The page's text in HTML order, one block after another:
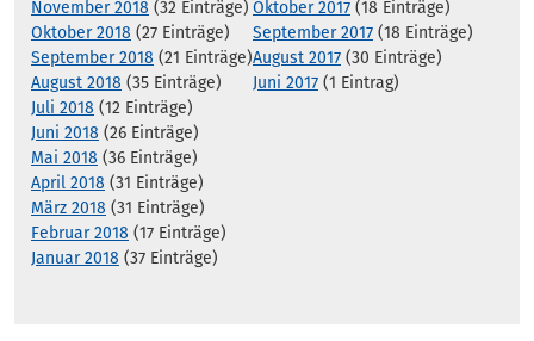
November 2018 (32 Einträge)
Oktober 2018 (27 Einträge)
September 2018 (21 Einträge)
August 2018 (35 Einträge)
Juli 2018 (12 Einträge)
Juni 2018 (26 Einträge)
Mai 2018 (36 Einträge)
April 2018 (31 Einträge)
März 2018 (31 Einträge)
Februar 2018 (17 Einträge)
Januar 2018 (37 Einträge)
Oktober 2017 (18 Einträge)
September 2017 (18 Einträge)
August 2017 (30 Einträge)
Juni 2017 (1 Eintrag)